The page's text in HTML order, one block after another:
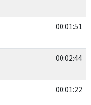
00:01:51
00:02:44
00:01:22